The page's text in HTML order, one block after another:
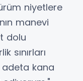
niyetlere
manevi
dolu
sınırları
adeta kana